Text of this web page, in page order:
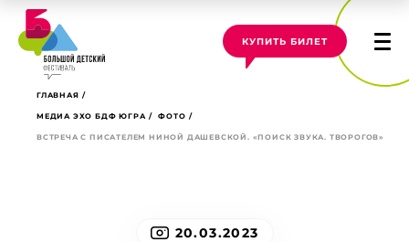
КУПИТЬ БИЛЕТ
ГЛАВНАЯ
МЕДИА ЭХО БДФ ЮГРА ФОТО
ВСТРЕЧА С ПИСАТЕЛЕМ НИНОЙ ДАШЕВСКОЙ. «ПОИСК ЗВУКА. ТВОРОГОВ»
20.03.2023